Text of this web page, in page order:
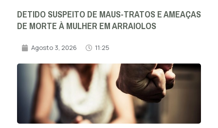
DETIDO SUSPEITO DE MAUS-TRATOS E AMEAÇAS
DE MORTE À MULHER EM ARRAIOLOS
Agosto 3, 2026 11:25